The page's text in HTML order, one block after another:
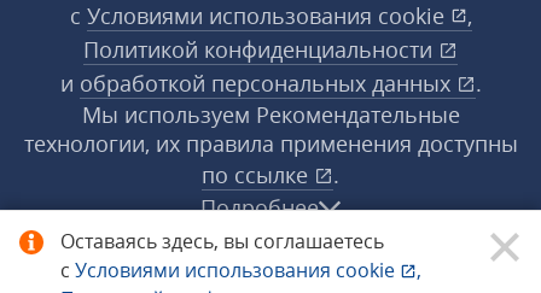
Оставаясь здесь, вы соглашаетесь
с Условиями использования cookie
,
с Условиями использования cookie
,
Политикой конфиденциальности
и обработкой персональных данных
.
Мы используем Рекомендательные
технологии, их правила применения доступны
по ссылке
.
Подробнее
© 1998−2026 «1С‑Рарус» ®. Все права